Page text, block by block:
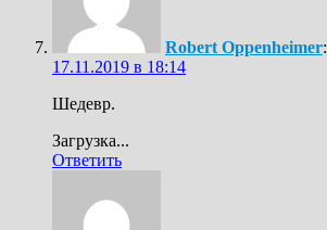
Robert Oppenheimer:
17.11.2019 в 18:14
Шедевр.
Загрузка...
Ответить